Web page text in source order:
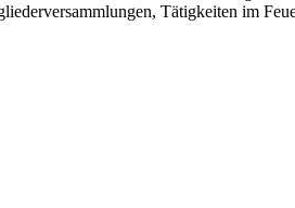
Tätigkeiten im